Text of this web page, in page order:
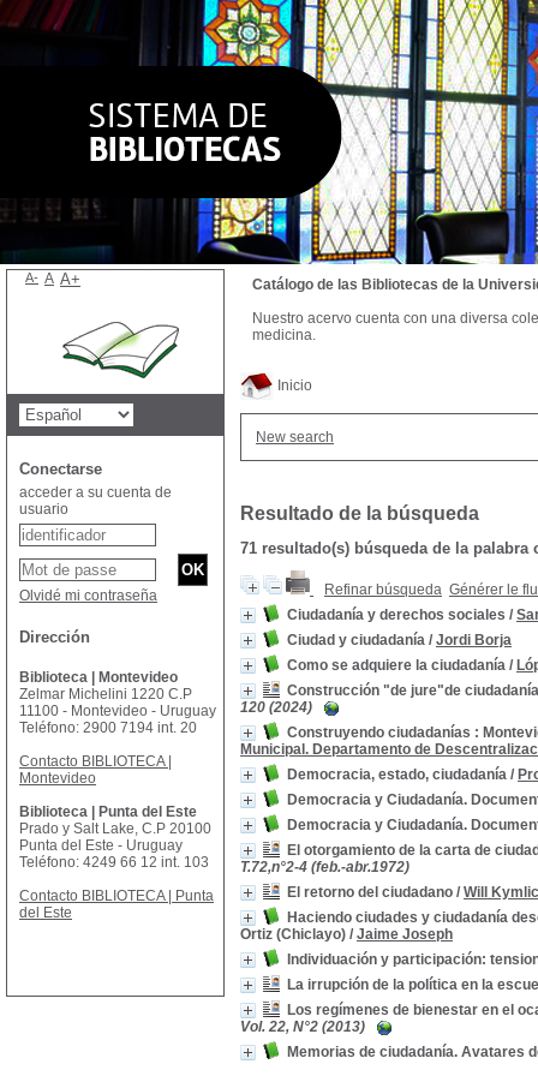
Inicio
New search
Resultado de la búsqueda
71 resultado(s) búsqueda de la palabra
Refinar búsqueda Générer le
Ciudadanía y derechos sociales /
Ciudad y ciudadanía / Jordi Borja
Como se adquiere la ciudadanía /
Construcción "de jure"de
120 (2024)
Construyendo ciudadanías :
Municipal. Departamento de
Democracia, estado, ciudadanía /
Democracia y Ciudadanía.
Democracia y Ciudadanía.
El otorgamiento de la carta de
T.72,n°2-4 (feb.-abr.1972)
El retorno del ciudadano / Will
Haciendo ciudades y ciudadanía
Ortiz (Chiclayo) / Jaime Joseph
Individuación y participación:
La irrupción de la política en la
Los regímenes de bienestar en el
Vol. 22, N°2 (2013)
Memorias de ciudadanía. Avatares
Catálogo de las Bibliotecas de la
Nuestro acervo cuenta con una diversa
medicina.
A- A A+
Conectarse
acceder a su cuenta de
usuario
Olvidé mi contraseña
Dirección
Biblioteca | Montevideo
Zelmar Michelini 1220 C.P
11100 - Montevideo - Uruguay
Teléfono: 2900 7194 int. 20
Contacto BIBLIOTECA |
Montevideo
Biblioteca | Punta del Este
Prado y Salt Lake, C.P 20100
Punta del Este - Uruguay
Teléfono: 4249 66 12 int. 103
Contacto BIBLIOTECA | Punta
del Este